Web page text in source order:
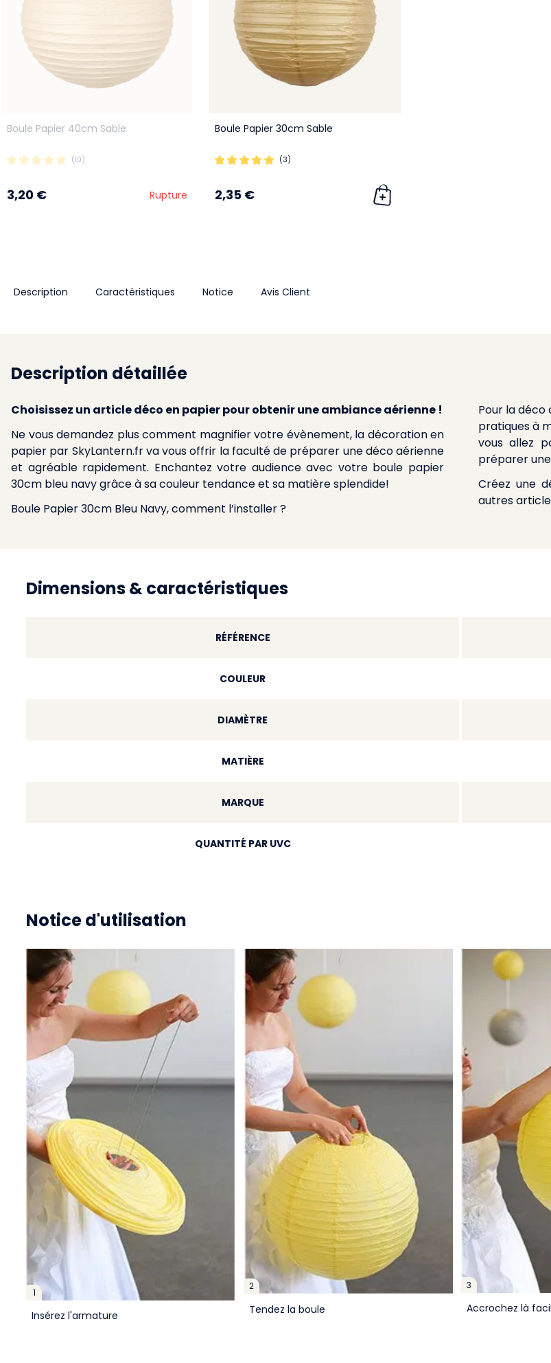
Boule Papier 40cm Sable
(10)
3,20 € Rupture
Boule Papier 30cm Sable
(3)
2,35 €
Description Caractéristiques Notice Avis Client
Description détaillée
Choisissez un article déco en papier pour obtenir une ambiance aérienne !
Ne vous demandez plus comment magnifier votre évènement, la décoration en
papier par SkyLantern.fr va vous offrir la faculté de préparer une déco aérienne
et agréable rapidement. Enchantez votre audience avec votre boule papier
30cm bleu navy grâce à sa couleur tendance et sa matière splendide!
Boule Papier 30cm Bleu Navy, comment l’installer ?
Pour la déco
pratiques à
vous allez
préparer
Créez une
autres
Dimensions & caractéristiques
RÉFÉRENCE
COULEUR
DIAMÈTRE
MATIÈRE
MARQUE
QUANTITÉ PAR UVC
Notice d'utilisation
1
Insérez l'armature
2
Tendez la boule
3
Accrochez là